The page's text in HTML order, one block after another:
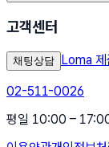
고객센터
채팅상담 Loma 제
02-511-0026
평일 10:00 –